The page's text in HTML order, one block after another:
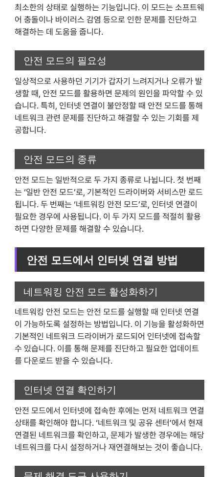
최소한의 상태로 실행하는 기능입니다. 이 모드는 소프트웨
어 충돌이나 바이러스 감염 등으로 인한 문제를 진단하고
해결하는 데 도움을 줍니다.
안전 모드의 필요성
일상적으로 사용하던 기기가 갑자기 느려지거나 오류가 발
생할 때, 안전 모드를 활용하면 문제의 원인을 파악할 수 있
습니다. 특히, 인터넷 연결이 불안정할 때 안전 모드를 통해
네트워크 관련 문제를 진단하고 해결할 수 있는 기회를 제
공합니다.
안전 모드의 종류
안전 모드는 일반적으로 두 가지 종류로 나뉩니다. 첫 번째
는 ‘일반 안전 모드’로, 기본적인 드라이버와 서비스만 로드
됩니다. 두 번째는 ‘네트워킹 안전 모드’로, 인터넷 연결이
필요한 경우에 사용됩니다. 이 두 가지 모드를 적절히 활용
하면 다양한 문제를 해결할 수 있습니다.
안전 모드에서 인터넷 연결 방법
네트워킹 안전 모드 활성화하기
네트워킹 안전 모드는 안전 모드를 실행할 때 인터넷 연결
이 가능하도록 설정하는 방법입니다. 이 기능을 활성화하면
기본적인 네트워크 드라이버가 로드되어 인터넷에 접속할
수 있습니다. 이를 통해 문제를 진단하고 필요한 업데이트
를 다운로드 받을 수 있습니다.
인터넷 연결 확인하기
안전 모드에서 인터넷에 접속한 후에는 먼저 네트워크 연결
상태를 확인해야 합니다. ‘네트워크 및 공유 센터’에서 현재
연결된 네트워크를 확인하고, 문제가 발생한 경우에는 해당
네트워크를 다시 설정하거나 재연결해보는 것이 좋습니다.